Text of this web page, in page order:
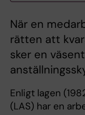
När en
rätten att
sker en
Enligt lagen
(LAS) har en